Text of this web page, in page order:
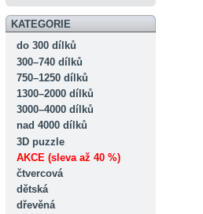
KATEGORIE
do 300 dílků
300–740 dílků
750–1250 dílků
1300–2000 dílků
3000–4000 dílků
nad 4000 dílků
3D puzzle
AKCE (sleva až 40 %)
čtvercová
dětská
dřevěná